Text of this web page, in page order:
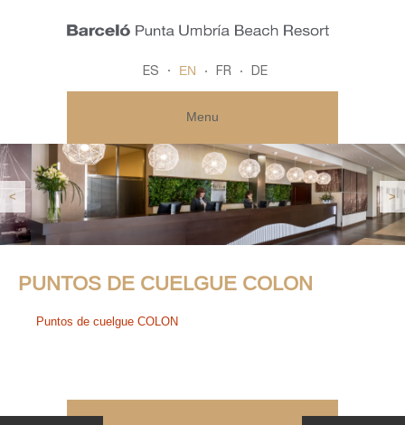
ES EN FR DE
Menu
< >
PUNTOS DE CUELGUE COLON
Puntos de cuelgue COLON